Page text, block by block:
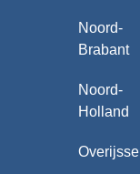
Noord-
Brabant
Noord-
Holland
Overijssel